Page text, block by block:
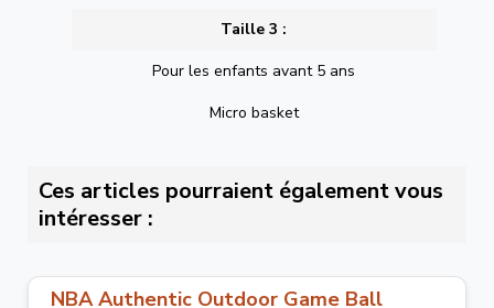
Taille 3 :
Pour les enfants avant 5 ans
Micro basket
Ces articles pourraient également vous
intéresser :
NBA Authentic Outdoor Game Ball